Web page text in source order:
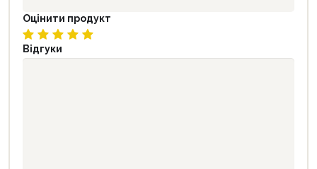
Оцінити продукт
Відгуки